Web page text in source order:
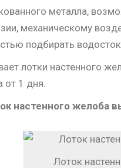
металла,
механическому
подбирать
лотки настенного
1 дня.
настенного
Лоток